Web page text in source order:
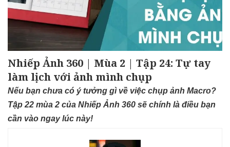
Nhiếp Ảnh 360 | Mùa 2 | Tập 24: Tự tay
làm lịch với ảnh mình chụp
Nếu bạn chưa có ý tưởng gì về việc chụp ảnh Macro?
Tập 22 mùa 2 của Nhiếp Ảnh 360 sẽ chính là điều bạn
cần vào ngay lúc này!